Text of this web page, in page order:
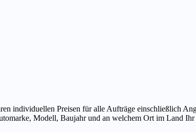
individuellen Preisen für alle Aufträge einschließlich
Modell, Baujahr und an welchem Ort im Land